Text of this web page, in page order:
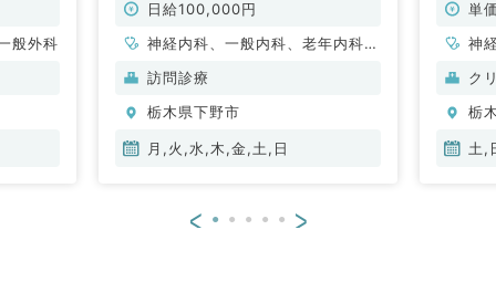
般外科
うち1曜日より勤務可能（内科系・
日給100,000円
神経内科、一般内科、老年内科、
外科系全般、一般外科、消化器外
訪問診療
栃木県下野市
月,火,水,木,金,土,日
／非常
単
神
形
小
循
ク
栃
土,
< >